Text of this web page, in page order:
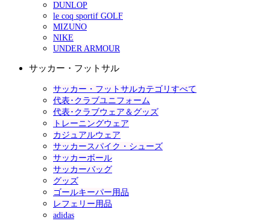
DUNLOP
le coq sportif GOLF
MIZUNO
NIKE
UNDER ARMOUR
サッカー・フットサル
サッカー・フットサルカテゴリすべて
代表･クラブユニフォーム
代表･クラブウェア＆グッズ
トレーニングウェア
カジュアルウェア
サッカースパイク・シューズ
サッカーボール
サッカーバッグ
グッズ
ゴールキーパー用品
レフェリー用品
adidas